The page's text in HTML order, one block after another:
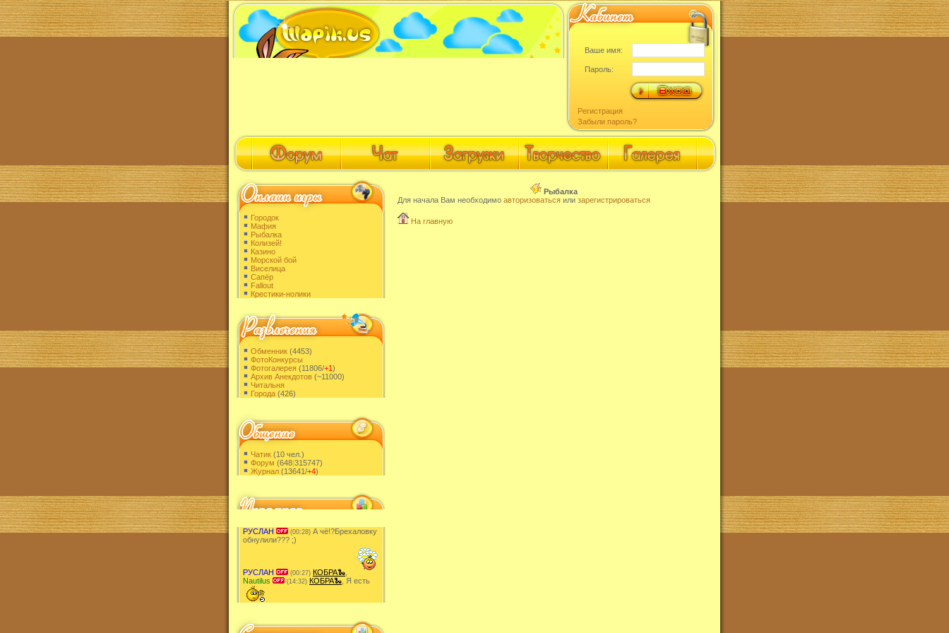
Ваше имя:
Пароль:
Регистрация
Забыли пароль?
Городок
Мафия
Рыбалка
Колизей!
Казино
Морской бой
Виселица
Сапёр
Fallout
Крестики-нолики
Обменник (4453)
ФотоКонкурсы
Фотогалерея (11806/+1)
Архив Анекдотов (~11000)
Читальня
Города (426)
Чатик (10 чел.)
Форум (648|315747)
Журнал (13641/+4)
РУСЛАН (00:28) А чë!?Брехаловку
обнулили??? ;)
РУСЛАН (00:27) КОБРА🐍
Nautilus
(14:32) КОБРА🐍 , Я есть
Рыбалка
Для начала Вам необходимо авторизоваться или зарегистрироваться
На главную